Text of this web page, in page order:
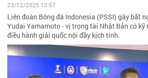
23/12/2025 13:57
Liên đoàn Bóng đá Indonesia (PSSI) gây bất
Yudai Yamamoto - vị trọng tài Nhật Bản có kỹ
điều hành giải quốc nội đầy kịch tính.